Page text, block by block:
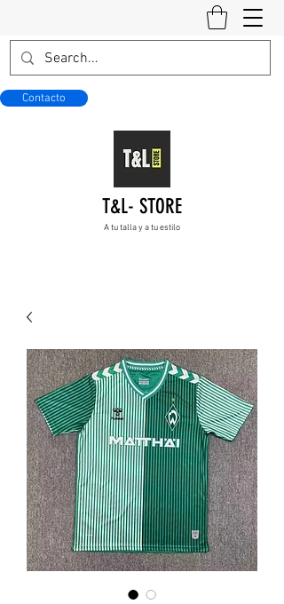
Contacto
T&L- STORE
A tu talla y a tu estilo